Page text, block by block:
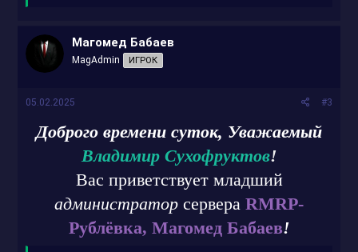
Магомед Бабаев
MagAdmin ИГРОК
05.02.2025 #3
Доброго времени суток, Уважаемый
Владимир Сухофруктов!
Вас приветствует младший
администратор сервера RMRP-
Рублёвка, Магомед Бабаев!